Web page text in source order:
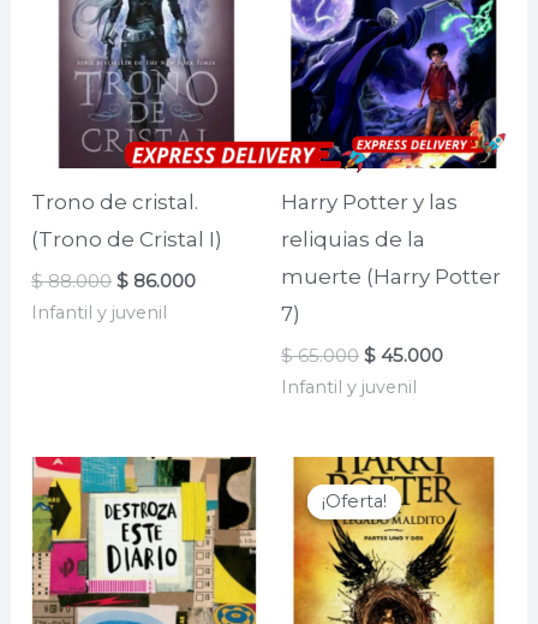
Trono de cristal.
(Trono de Cristal I)
$88.000 El
precio
original
$ 86.000El
Infantil y juvenil
Harry Potter y las
reliquias de la
muerte (Harry Potter
7)
$65.000 El
precio
original
$ 45.000El
Infantil y juvenil
¡Oferta!
¡Oferta!